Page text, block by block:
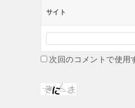
サイト
次回のコメントで使用